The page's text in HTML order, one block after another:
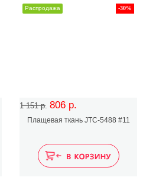
1 151 р. 806 р.
-30%
Распродажа
Плащевая ткань JTC-5488 #11